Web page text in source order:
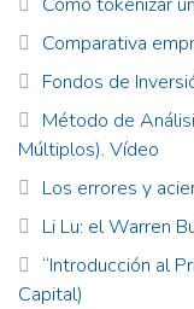
Comparativa
Fondos de
Método de
Múltiplos). Vídeo
Los errores y
Li Lu: el Warren
“Introducción al
Capital)